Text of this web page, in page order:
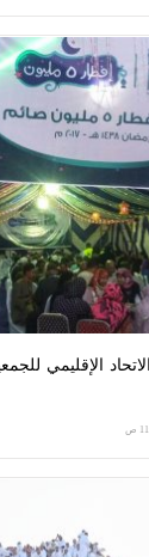
الإقليمي